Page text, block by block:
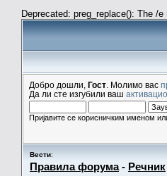
Deprecated: preg_replace(): The /
Добро дошли, Гост . Молимо вас
Да ли сте изгубили ваш
Пријавите се корисничким именом
Вести:
Правила форума- Речник